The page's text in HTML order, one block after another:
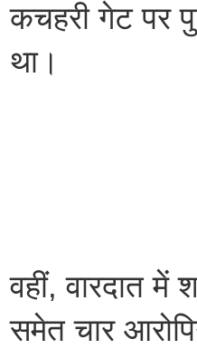
कचहरी गेट पर
था।
वहीं, वारदात में
समेत चार